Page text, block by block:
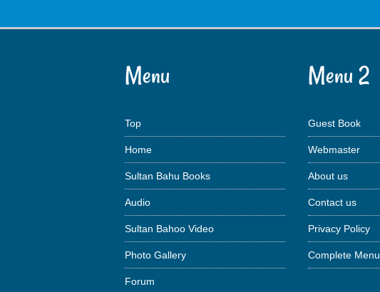
Menu
Top
Home
Sultan Bahu Books
Audio
Sultan Bahoo Video
Photo Gallery
Forum
Menu 2
Guest Book
Webmaster
About us
Contact us
Privacy Policy
Complete Menu